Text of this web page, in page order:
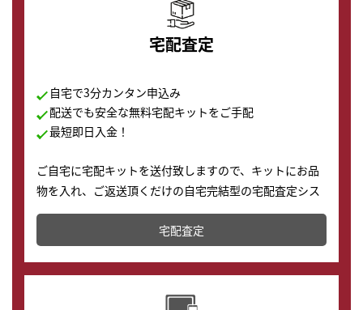
宅配査定
自宅で3分カンタン申込み
配送でも安全な無料宅配キットをご手配
最短即日入金！
ご自宅に宅配キットを送付致しますので、キットにお品
物を入れ、ご返送頂くだけの自宅完結型の宅配査定シス
テムです。
配送でも簡単&安全に査定・買取に出すことが可能で
す。
宅配査定